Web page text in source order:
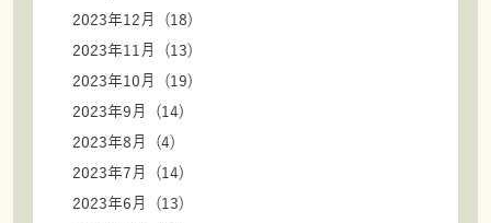
2023年12月 (18)
2023年11月 (13)
2023年10月 (19)
2023年9月 (14)
2023年8月 (4)
2023年7月 (14)
2023年6月 (13)